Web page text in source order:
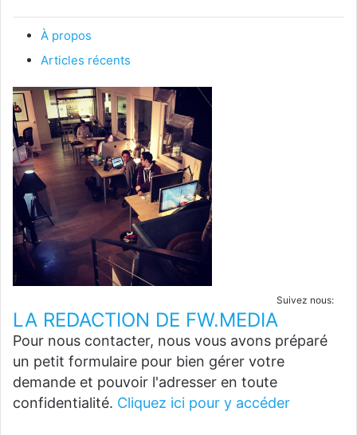
À propos
Articles récents
Suivez nous:
LA REDACTION DE FW.MEDIA
Pour nous contacter, nous vous avons préparé
un petit formulaire pour bien gérer votre
demande et pouvoir l'adresser en toute
confidentialité. Cliquez ici pour y accéder